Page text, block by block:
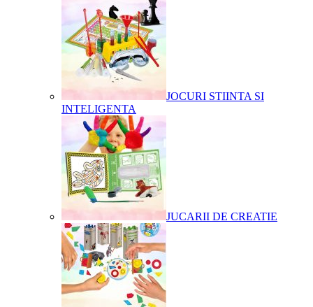
JOCURI STIINTA SI
INTELIGENTA
JUCARII DE CREATIE